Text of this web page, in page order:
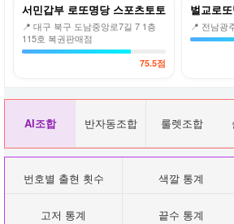
서민갑부 로또명당 스포츠토토
📍 대구 북구 도남중앙로7길 7 1층
115호 복권판매점
75.5점
벌교로
📍 전남광
AI조합 반자동조합 룰렛조합
번호별 출현 횟수 색깔 통계
고저 통계 끝수 통계